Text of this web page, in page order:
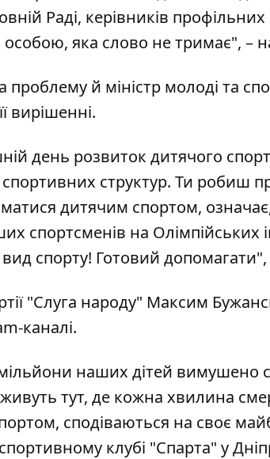
Раді, керівників
особою, яка слово не тримає", –
проблему й міністр молоді та
вирішенні.
день розвиток дитячого
спортивних структур. Ти робиш
дитячим спортом,
спортсменів на Олімпійських
спорту! Готовий
"Слуга народу" Максим
каналі.
наших дітей вимушено
тут, де кожна хвилина
сподіваються на своє
клубі "Спарта" у